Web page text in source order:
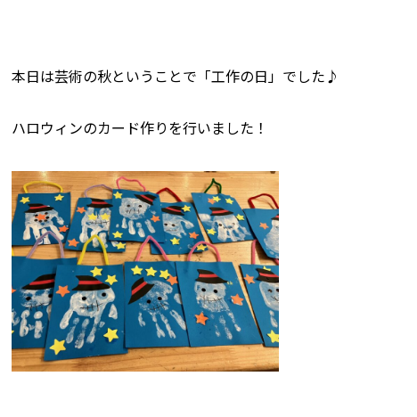
本日は芸術の秋ということで「工作の日」でした♪
ハロウィンのカード作りを行いました！